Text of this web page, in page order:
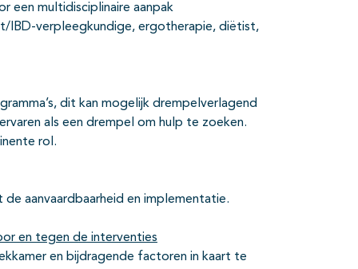
een multidisciplinaire aanpak
IBD-verpleegkundige, ergotherapie, diëtist,
dit kan mogelijk drempelverlagend
als een drempel om hulp te zoeken.
rol.
aanvaardbaarheid en implementatie.
en tegen de interventies
en bijdragende factoren in kaart te